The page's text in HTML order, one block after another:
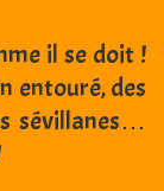
il se doit !
entouré, des
sévillanes…